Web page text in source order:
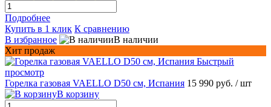
Подробнее
Купить в 1 клик К сравнению
В избранное
В наличии
Хит продаж
Быстрый
просмотр
Горелка газовая VAELLO D50 см, Испания 15 990 руб. / шт
В корзину